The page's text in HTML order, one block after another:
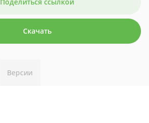
Скачать
Версии